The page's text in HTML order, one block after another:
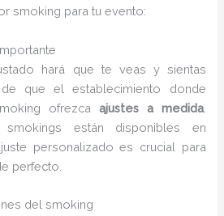
smoking para tu evento:
hará que te veas y sientas
de que el establecimiento donde
ofrezca ajustes a medida.
están disponibles en
personalizado es crucial para
perfecto.
del smoking